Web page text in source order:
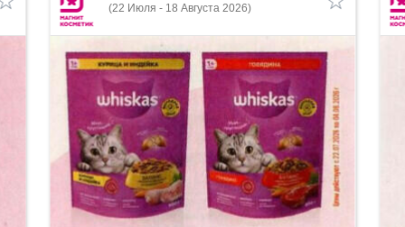
(22 Июля - 18 Августа 2026)